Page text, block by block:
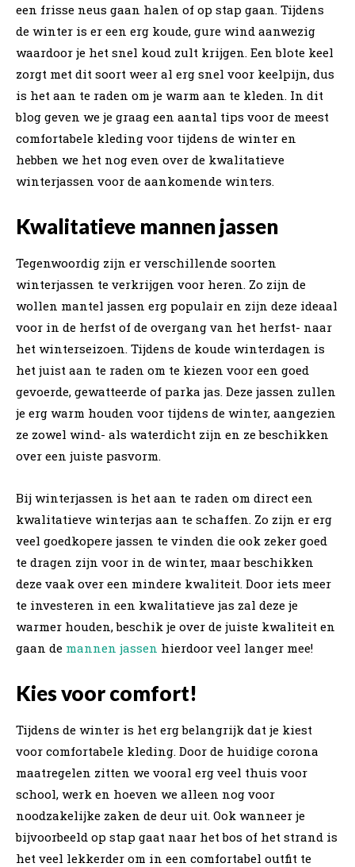
een frisse neus gaan halen of op stap gaan. Tijdens
de winter is er een erg koude, gure wind aanwezig
waardoor je het snel koud zult krijgen. Een blote keel
zorgt met dit soort weer al erg snel voor keelpijn, dus
is het aan te raden om je warm aan te kleden. In dit
blog geven we je graag een aantal tips voor de meest
comfortabele kleding voor tijdens de winter en
hebben we het nog even over de kwalitatieve
winterjassen voor de aankomende winters.
Kwalitatieve mannen jassen
Tegenwoordig zijn er verschillende soorten
winterjassen te verkrijgen voor heren. Zo zijn de
wollen mantel jassen erg populair en zijn deze ideaal
voor in de herfst of de overgang van het herfst- naar
het winterseizoen. Tijdens de koude winterdagen is
het juist aan te raden om te kiezen voor een goed
gevoerde, gewatteerde of parka jas. Deze jassen zullen
je erg warm houden voor tijdens de winter, aangezien
ze zowel wind- als waterdicht zijn en ze beschikken
over een juiste pasvorm.
Bij winterjassen is het aan te raden om direct een
kwalitatieve winterjas aan te schaffen. Zo zijn er erg
veel goedkopere jassen te vinden die ook zeker goed
te dragen zijn voor in de winter, maar beschikken
deze vaak over een mindere kwaliteit. Door iets meer
te investeren in een kwalitatieve jas zal deze je
warmer houden, beschik je over de juiste kwaliteit en
gaan de mannen jassen hierdoor veel langer mee!
Kies voor comfort!
Tijdens de winter is het erg belangrijk dat je kiest
voor comfortabele kleding. Door de huidige corona
maatregelen zitten we vooral erg veel thuis voor
school, werk en hoeven we alleen nog voor
noodzakelijke zaken de deur uit. Ook wanneer je
bijvoorbeeld op stap gaat naar het bos of het strand is
het veel lekkerder om in een comfortabel outfit te